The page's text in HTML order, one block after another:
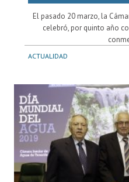
El pasado 20 marzo, la
celebró, por quinto año
ACTUALIDAD